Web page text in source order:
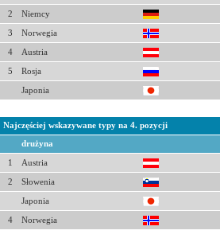
2 Niemcy
3 Norwegia
4 Austria
5 Rosja
Japonia
Najczęściej wskazywane typy na 4. pozycji
drużyna
1 Austria
2 Słowenia
Japonia
4 Norwegia